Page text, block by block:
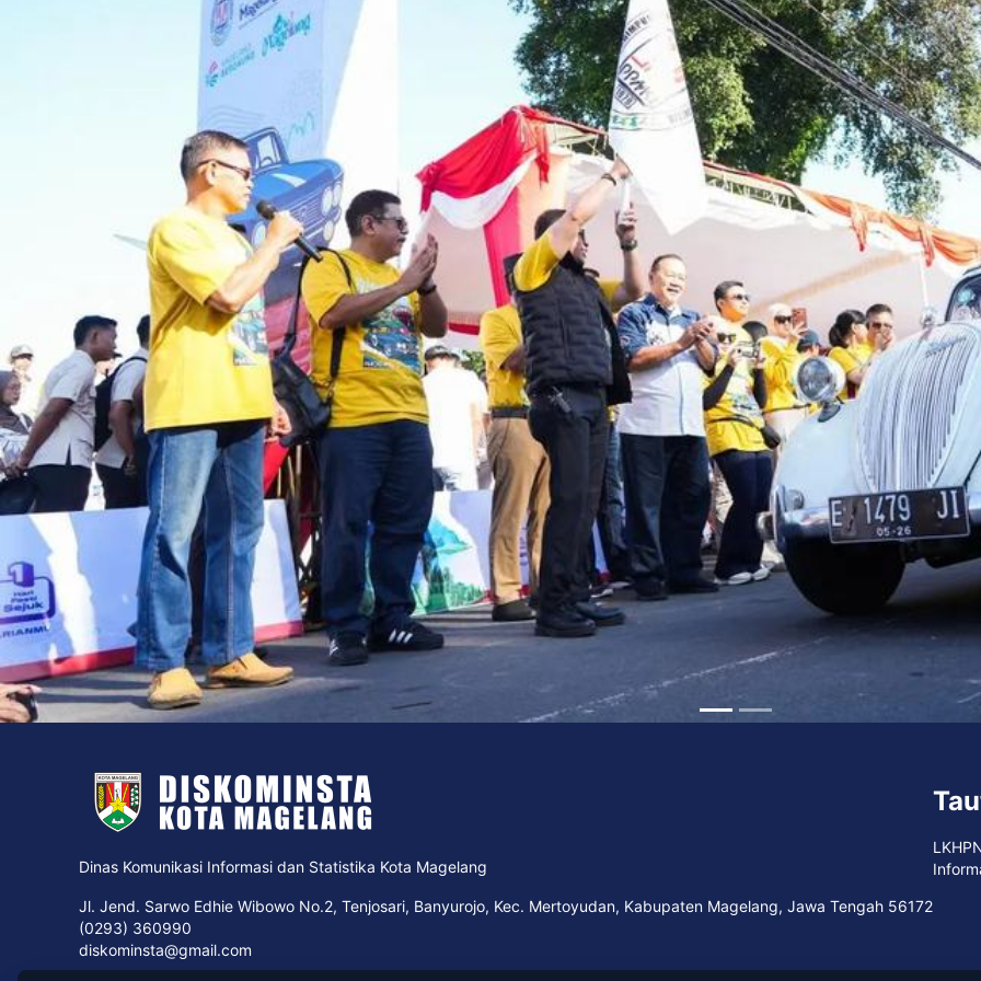
Previous
Dinas Komunikasi Informasi dan Statistika Kota Magelang
Jl. Jend. Sarwo Edhie Wibowo No.2, Tenjosari, Banyurojo, Kec. Mertoyudan, Kabupaten Magelang, Jawa Tengah 56172
(0293) 360990
diskominsta@gmail.com